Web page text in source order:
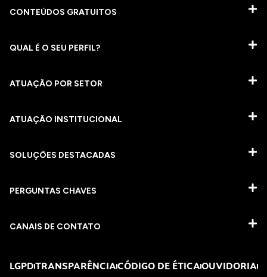
CONTEÚDOS GRATUITOS
QUAL É O SEU PERFIL?
ATUAÇÃO POR SETOR
ATUAÇÃO INSTITUCIONAL
SOLUÇÕES DESTACADAS
PERGUNTAS CHAVES​
CANAIS DE CONTATO
LGPDTRANSPARÊNCIACÓDIGO DE ÉTICAOUVIDORIA